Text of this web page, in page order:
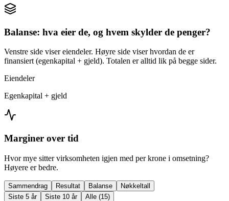
Balanse: hva eier de, og hvem skylder de penger?
Venstre side viser eiendeler. Høyre side viser hvordan de er
finansiert (egenkapital + gjeld). Totalen er alltid lik på begge sider.
Eiendeler
Egenkapital + gjeld
Marginer over tid
Hvor mye sitter virksomheten igjen med per krone i omsetning?
Høyere er bedre.
Sammendrag Resultat Balanse
Nøkkeltall
Siste 5 år
Siste 10 år Alle (15)